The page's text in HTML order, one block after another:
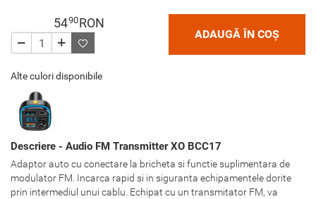
5490RON
ADAUGĂ ÎN COȘ
Alte culori disponibile
Descriere - Audio FM Transmitter XO BCC17
Adaptor auto cu conectare la bricheta si functie suplimentara de
modulator FM. Incarca rapid si in siguranta echipamentele dorite
prin intermediul unui cablu. Echipat cu un transmitator FM, va